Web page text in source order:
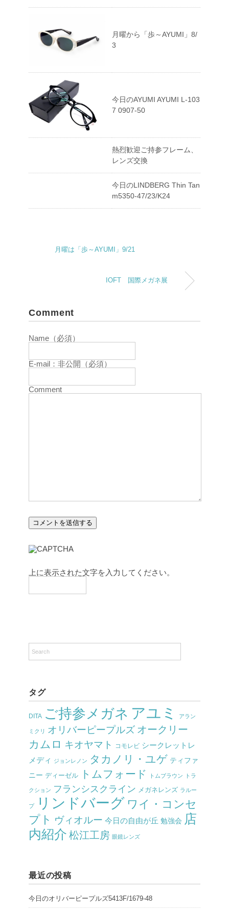
月曜から「歩～AYUMI」8/
3
今日のAYUMI AYUMI L-103
7 0907-50
熱烈歓迎ご持参フレーム、
レンズ交換
今日のLINDBERG Thin Tan
m5350-47/23/K24
月曜は「歩～AYUMI」9/21
IOFT 国際メガネ展
Comment
Name（必須）
E-mail：非公開（必須）
Comment
上に表示された文字を入力してください。
タグ
DITA ご持参メガネ アユミ アラン
ミクリ オリバーピープルズ オークリー
カムロ キオヤマト コモレビ シークレットレ
メディ
ジョンレノン タカノリ・ユゲ ティファ
ニー ディーゼル トムフォード トムブラウン トラ
クション フランシスクライン メガネレンズ ラルー
プ リンドバーグ ワイ・コンセ
プト ヴィオルー 今日の自由が丘 勉強会 店
内紹介 松江工房 眼鏡レンズ
最近の投稿
今日のオリバーピープルズ5413F/1679-48